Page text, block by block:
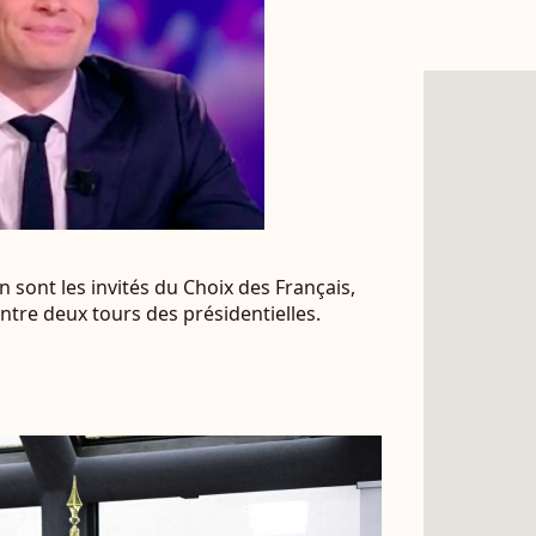
sont les invités du Choix des Français,
deux tours des présidentielles.